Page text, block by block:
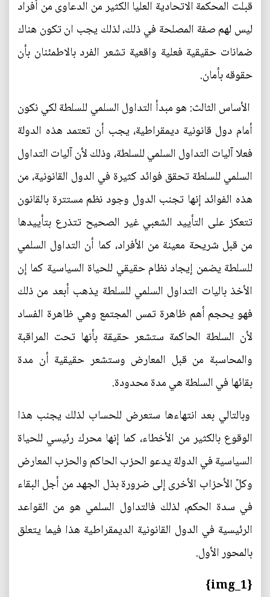
قبلت المحكمة الاتحادية العليا الكثير من الدعاوى من أفراد
ليس لهم صفة المصلحة في ذلك، لذلك يجب ان تكون هناك
ضمانات حقيقية فعلية واقعية تشعر الفرد بالاطمئنان بأن
حقوقه بأمان.
الأساس الثالث: هو مبدأ التداول السلمي للسلطة لكي نكون
أمام دول قانونية ديمقراطية، يجب أن تعتمد هذه الدولة
فعلا آليات التداول السلمي للسلطة، وذلك لأن آليات التداول
السلمي للسلطة تحقق فوائد كثيرة في الدول القانونية، من
هذه الفوائد إنها تجنب الدول وجود نظم مستترة بالقانون
تتعكز على التأييد الشعبي غير الصحيح تتذرع بتأييدها
من قبل شريحة معينة من الأفراد، كما أن التداول السلمي
للسلطة يضمن إيجاد نظام حقيقي للحياة السياسية كما إن
الأخذ باليات التداول السلمي للسلطة يذهب أبعد من ذلك
فهو يحجم أهم ظاهرة تمس المجتمع وهي ظاهرة الفساد
لأن السلطة الحاكمة ستشعر حقيقة بأنها تحت المراقبة
والمحاسبة من قبل المعارض وستشعر حقيقية أن مدة
بقائها في السلطة هي مدة محدودة.
وبالتالي بعد انتهاءها ستعرض للحساب لذلك يجنب هذا
الوقوع بالكثير من الأخطاء، كما إنها محرك رئيسي للحياة
السياسية في الدولة يدعو الحزب الحاكم والحزب المعارض
وكلّ الأحزاب الأخرى إلى ضرورة بذل الجهد من أجل البقاء
في سدة الحكم، لذلك فالتداول السلمي هو من القواعد
الرئيسية في الدول القانونية الديمقراطية هذا فيما يتعلق
بالمحور الأول.
{img_1}